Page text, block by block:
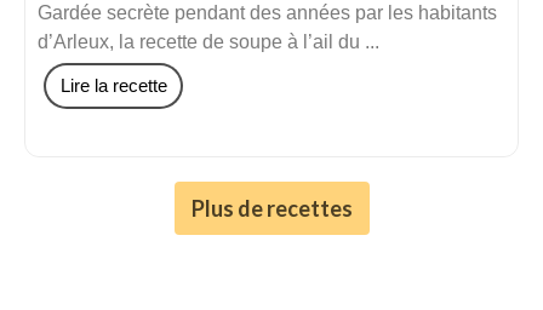
Gardée secrète pendant des années par les habitants
d’Arleux, la recette de soupe à l’ail du ...
Lire la recette
Plus de recettes